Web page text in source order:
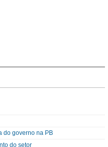
do governo na PB
do setor